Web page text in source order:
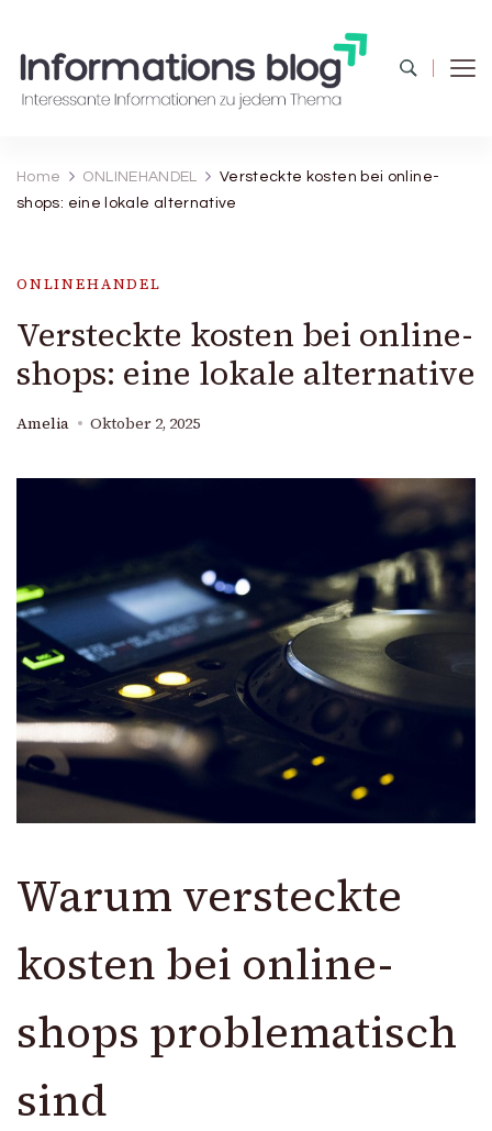
Home ONLINEHANDEL
Versteckte kosten bei online-
shops: eine lokale alternative
ONLINEHANDEL
Versteckte kosten bei online-
shops: eine lokale alternative
Amelia Oktober 2, 2025
Warum versteckte
kosten bei online-
shops problematisch
sind